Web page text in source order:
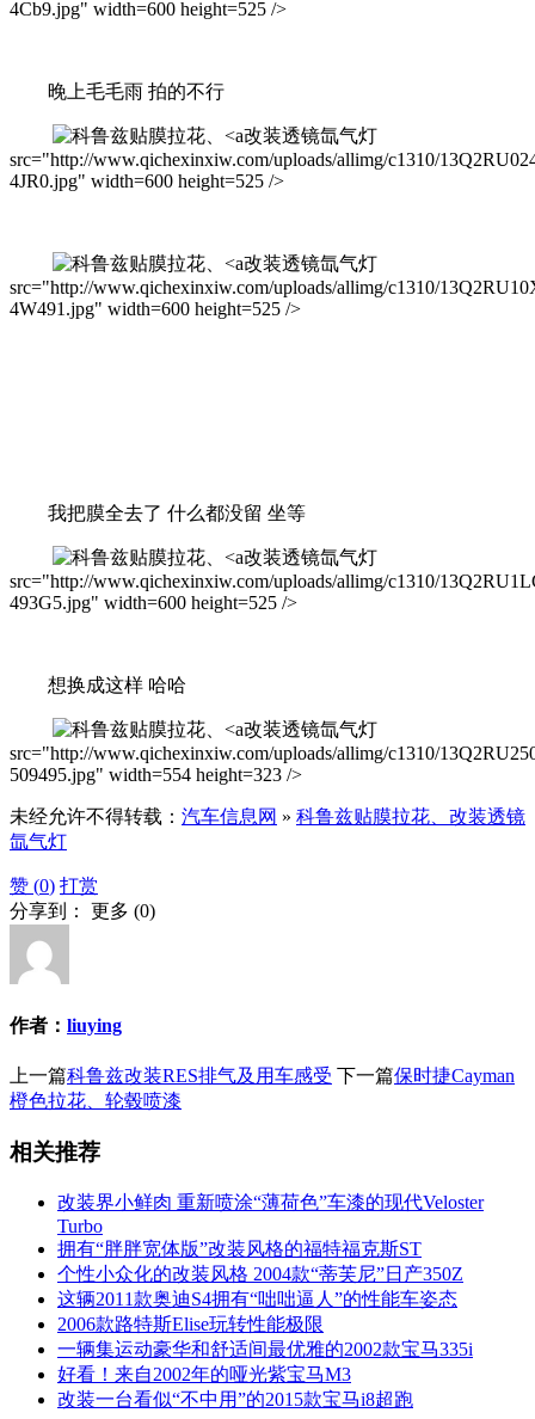
4Cb9.jpg" width=600 height=525 />
晚上毛毛雨 拍的不行
改装透镜氙气灯
src="http://www.qichexinxiw.com/uploads/allimg/c1310/
4JR0.jpg" width=600 height=525 />
改装透镜氙气灯
src="http://www.qichexinxiw.com/uploads/allimg/c1310/
4W491.jpg" width=600 height=525 />
我把膜全去了 什么都没留 坐等
改装透镜氙气灯
src="http://www.qichexinxiw.com/uploads/allimg/c1310/
493G5.jpg" width=600 height=525 />
想换成这样 哈哈
改装透镜氙气灯
src="http://www.qichexinxiw.com/uploads/allimg/c1310/
509495.jpg" width=554 height=323 />
未经允许不得转载： 汽车信息网 » 科鲁兹贴膜拉花、改装透镜
氙气灯
赞 (0) 打赏
分享到： 更多 (0)
作者： liuying
上一篇科鲁兹改装RES排气及用车感受 下一篇保时捷Cayman
橙色拉花、轮毂喷漆
相关推荐
改装界小鲜肉 重新喷涂“薄荷色”车漆的现代Veloster
Turbo
拥有“胖胖宽体版”改装风格的福特福克斯ST
个性小众化的改装风格 2004款“蒂芙尼”日产350Z
这辆2011款奥迪S4拥有“咄咄逼人”的性能车姿态
2006款路特斯Elise玩转性能极限
一辆集运动豪华和舒适间最优雅的2002款宝马335i
好看！来自2002年的哑光紫宝马M3
改装一台看似“不中用”的2015款宝马i8超跑